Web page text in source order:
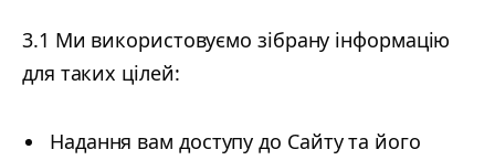
3.1 Ми використовуємо зібрану інформацію
для таких цілей:
Надання вам доступу до Сайту та його